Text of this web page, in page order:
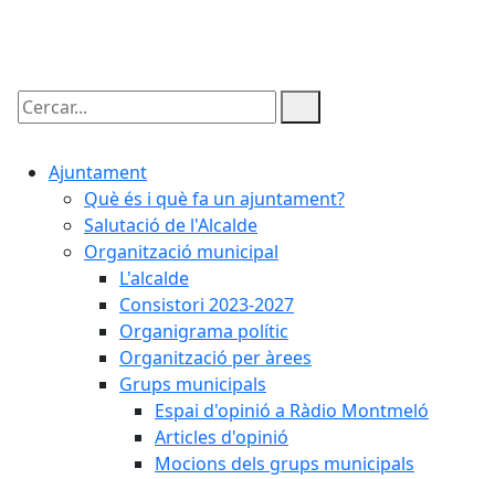
Cercar:
Ajuntament
Què és i què fa un ajuntament?
Salutació de l'Alcalde
Organització municipal
L'alcalde
Consistori 2023-2027
Organigrama polític
Organització per àrees
Grups municipals
Espai d'opinió a Ràdio Montmeló
Articles d'opinió
Mocions dels grups municipals